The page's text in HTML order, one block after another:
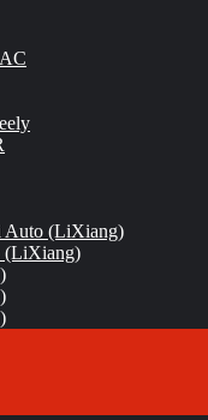
Auto (LiXiang)
(LiXiang)